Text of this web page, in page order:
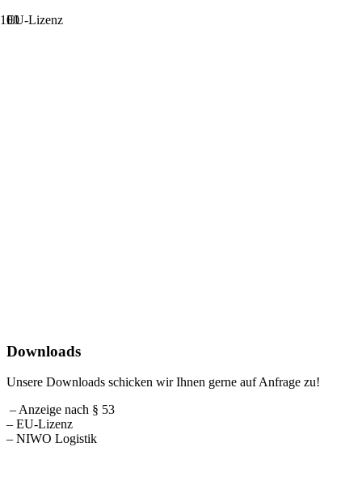
EU-Lizenz
Downloads
Unsere Downloads schicken wir Ihnen gerne auf Anfrage zu!
– Anzeige nach § 53
– EU-Lizenz
– NIWO Logistik